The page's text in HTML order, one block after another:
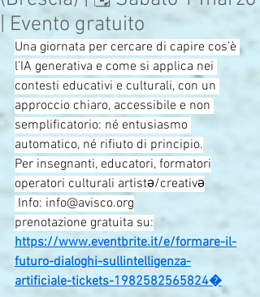
| Evento gratuito
Una giornata per cercare di capire cos’è
l’IA generativa e come si applica nei
contesti educativi e culturali, con un
approccio chiaro, accessibile e non
semplificatorio: né entusiasmo
automatico, né rifiuto di principio.
Per insegnanti, educatori, formatori
operatori culturali artistə/creativə
Info: info@avisco.org
prenotazione gratuita su:
https://www.eventbrite.it/e/formare-il-
futuro-dialoghi-sullintelligenza-
artificiale-tickets-1982582565824⁠�